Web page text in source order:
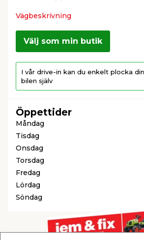
& Flaggstänger
Vägbeskrivning
Välj som min butik
I vår drive-in kan du enkelt plocka
bilen själv
Öppettider
Måndag
Tisdag
Onsdag
Torsdag
Fredag
Lördag
Söndag